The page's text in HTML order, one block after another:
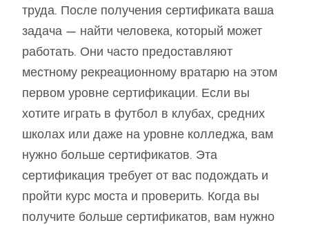
труда. После получения сертификата ваша
задача — найти человека, который может
работать. Они часто предоставляют
местному рекреационному вратарю на этом
первом уровне сертификации. Если вы
хотите играть в футбол в клубах, средних
школах или даже на уровне колледжа, вам
нужно больше сертификатов. Эта
сертификация требует от вас подождать и
пройти курс моста и проверить. Когда вы
получите больше сертификатов, вам нужно